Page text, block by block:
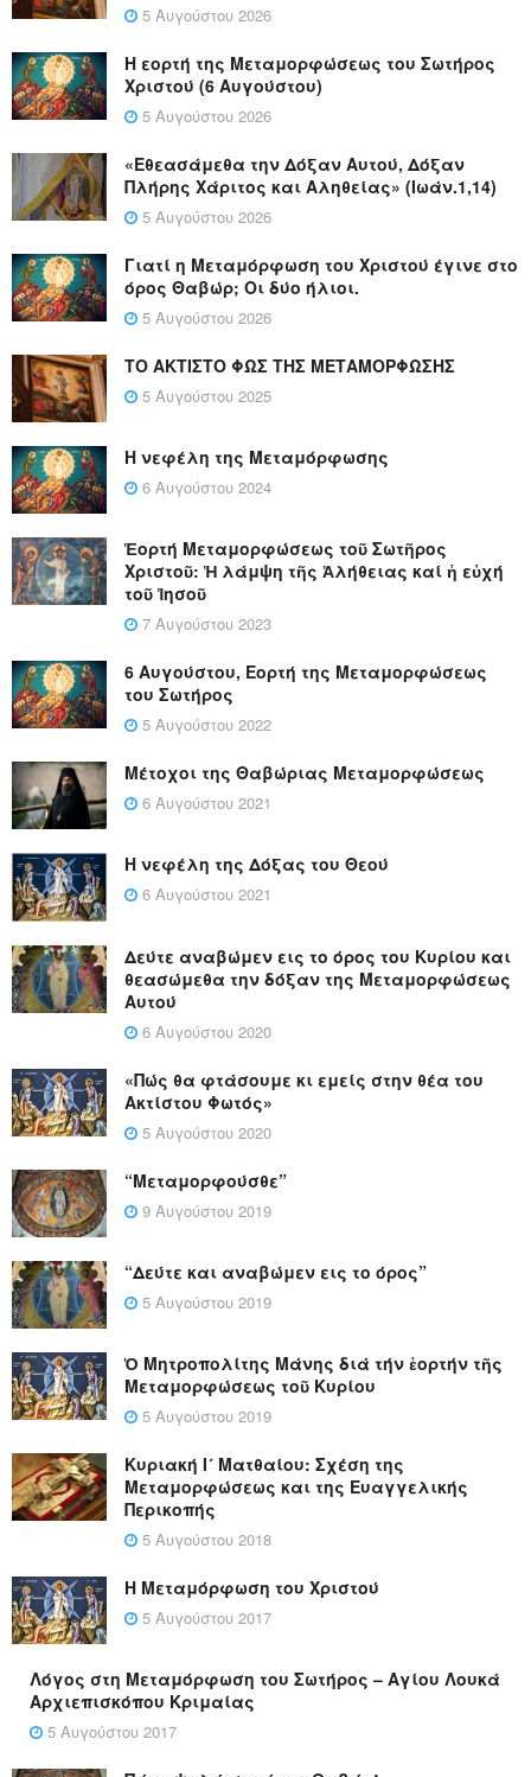
5 Αυγούστου 2026
Η εορτή της Μεταμορφώσεως του Σωτήρος
Χριστού (6 Αυγούστου)
5 Αυγούστου 2026
«Εθεασάμεθα την Δόξαν Αυτού, Δόξαν
Πλήρης Χάριτος και Αληθείας» (Ιωάν.1,14)
5 Αυγούστου 2026
Γιατί η Μεταμόρφωση του Χριστού έγινε στο
όρος Θαβώρ; Οι δύο ήλιοι.
5 Αυγούστου 2026
ΤΟ ΑΚΤΙΣΤΟ ΦΩΣ ΤΗΣ ΜΕΤΑΜΟΡΦΩΣΗΣ
5 Αυγούστου 2025
Η νεφέλη της Μεταμόρφωσης
6 Αυγούστου 2024
Ἑορτή Μεταμορφώσεως τοῦ Σωτῆρος
Χριστοῦ: Ἡ λάμψη τῆς Ἀλήθειας καί ἡ εὐχή
τοῦ Ἰησοῦ
7 Αυγούστου 2023
6 Αυγούστου, Εορτή της Μεταμορφώσεως
του Σωτήρος
5 Αυγούστου 2022
Μέτοχοι της Θαβώριας Μεταμορφώσεως
6 Αυγούστου 2021
Η νεφέλη της Δόξας του Θεού
6 Αυγούστου 2021
Δεύτε αναβώμεν εις το όρος του Κυρίου και
θεασώμεθα την δόξαν της Μεταμορφώσεως
Αυτού
6 Αυγούστου 2020
«Πώς θα φτάσουμε κι εμείς στην θέα του
Ακτίστου Φωτός»
5 Αυγούστου 2020
“Μεταμορφούσθε”
9 Αυγούστου 2019
“Δεύτε και αναβώμεν εις το όρος”
5 Αυγούστου 2019
Ὁ Μητροπολίτης Μάνης διά τήν ἑορτήν τῆς
Μεταμορφώσεως τοῦ Κυρίου
5 Αυγούστου 2019
Κυριακή Ι´ Ματθαίου: Σχέση της
Μεταμορφώσεως και της Ευαγγελικής
Περικοπής
5 Αυγούστου 2018
Η Μεταμόρφωση του Χριστού
5 Αυγούστου 2017
Λόγος στη Μεταμόρφωση του Σωτήρος – Αγίου Λουκά
Αρχιεπισκόπου Κριμαίας
5 Αυγούστου 2017